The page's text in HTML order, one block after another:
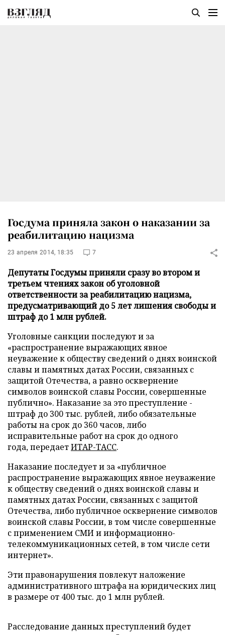
Госдума приняла закон о наказании за
реабилитацию нацизма
23 апреля 2014, 18:35 7
Депутаты Госдумы приняли сразу во втором и
третьем чтениях закон об уголовной
ответственности за реабилитацию нацизма,
предусматривающий до 5 лет лишения свободы и
штраф до 1 млн рублей.
Уголовные санкции последуют и за
«распространение выражающих явное
неуважение к обществу сведений о днях воинской
славы и памятных датах России, связанных с
защитой Отечества, а равно осквернение
символов воинской славы России, совершенные
публично». Наказание за это преступление -
штраф до 300 тыс. рублей, либо обязательные
работы на срок до 360 часов, либо
исправительные работ на срок до одного
года, передаетИТАР-ТАСС.
Наказание последует и за «публичное
распространение выражающих явное неуважение
к обществу сведений о днях воинской славы и
памятных датах России, связанных с защитой
Отечества, либо публичное осквернение символов
воинской славы России, в том числе совершенные
с применением СМИ и информационно-
телекоммуникационных сетей, в том числе сети
интернет».
Эти правонарушения повлекут наложение
административного штрафа на юридических лиц
в размере от 400 тыс. до 1 млн рублей.
Расследование данных преступлений будет